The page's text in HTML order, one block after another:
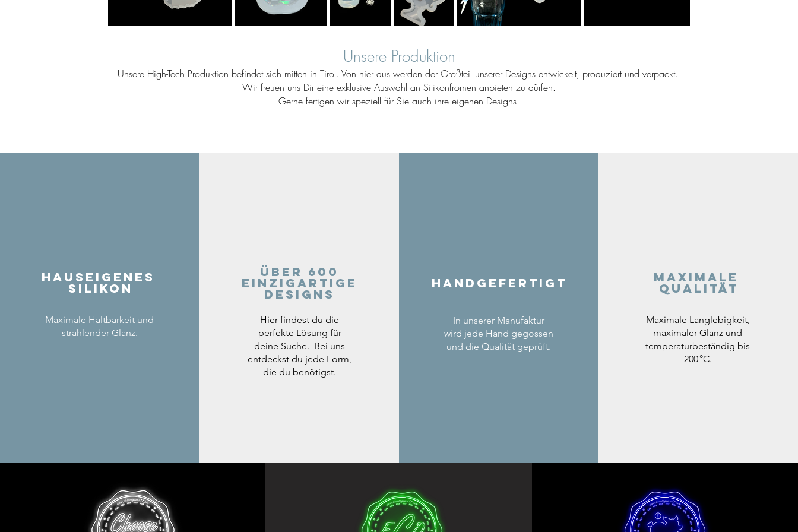
Unsere Produktion
Unsere High-Tech Produktion befindet sich mitten in Tirol. Von hier aus werden der Großteil unserer Designs entwickelt, produziert und verpackt.
Wir freuen uns Dir eine exklusive Auswahl an Silikonfromen anbieten zu dürfen.
Gerne fertigen wir speziell für Sie auch ihre eigenen Designs.
Hauseigenes
Silikon
Maximale Haltbarkeit und
strahlender Glanz.
Über 600
einzigartige
Designs
Hier findest du die
perfekte Lösung für
deine Suche. Bei uns
entdeckst du jede Form,
die du benötigst.
Handgefertigt
In unserer Manufaktur
wird jede Hand gegossen
und die Qualität geprüft.
Maximale
Qualität
Maximale Langlebigkeit,
maximaler Glanz und
temperaturbeständig bis
200 °C.